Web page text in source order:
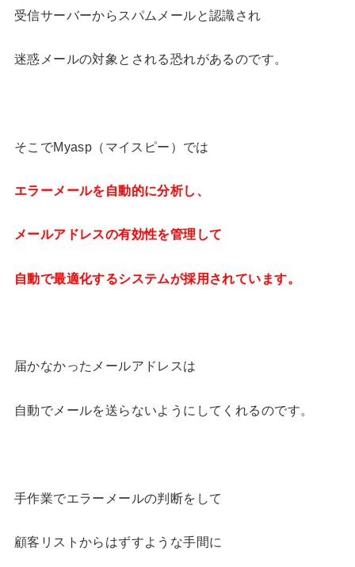
受信サーバーからスパムメールと認識され
迷惑メールの対象とされる恐れがあるのです。
そこでMyasp（マイスピー）では
エラーメールを自動的に分析し、
メールアドレスの有効性を管理して
自動で最適化するシステムが採用されています。
届かなかったメールアドレスは
自動でメールを送らないようにしてくれるのです。
手作業でエラーメールの判断をして
顧客リストからはずすような手間に